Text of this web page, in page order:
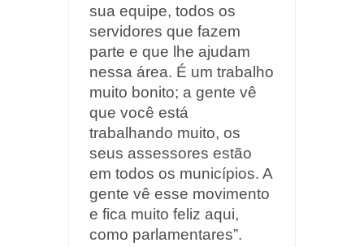
sua equipe, todos os
servidores que fazem
parte e que lhe ajudam
nessa área. É um trabalho
muito bonito; a gente vê
que você está
trabalhando muito, os
seus assessores estão
em todos os municípios. A
gente vê esse movimento
e fica muito feliz aqui,
como parlamentares”.